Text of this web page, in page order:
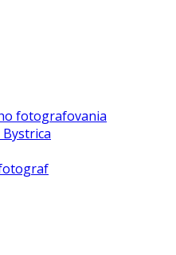
fotografovania